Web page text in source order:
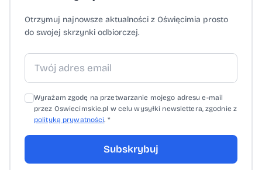
Otrzymuj najnowsze aktualności z Oświęcimia prosto
do swojej skrzynki odbiorczej.
Wyrażam zgodę na przetwarzanie mojego adresu e-mail
przez Oswiecimskie.pl w celu wysyłki newslettera, zgodnie z
polityką prywatności. *
Subskrybuj